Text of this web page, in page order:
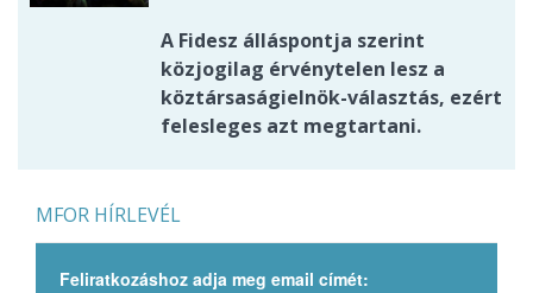
A Fidesz álláspontja szerint
közjogilag érvénytelen lesz a
köztársaságielnök-választás, ezért
felesleges azt megtartani.
MFOR HÍRLEVÉL
Feliratkozáshoz adja meg email címét: